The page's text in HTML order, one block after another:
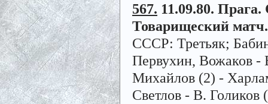
567. 11.09.80.
Товарищеский матч.
СССР: Третьяк;
Первухин, Вожаков -
Михайлов (2) -
Светлов - В. Голиков